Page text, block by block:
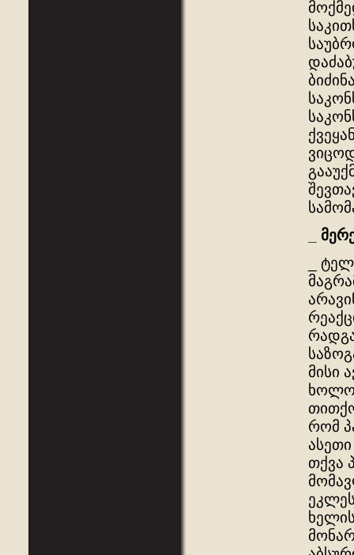
_
მისი
ხოლო
რომ
თქვა